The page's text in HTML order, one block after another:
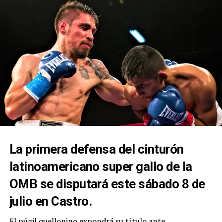
La primera defensa del cinturón
latinoamericano super gallo de la
OMB se disputará este sábado 8 de
julio en Castro.